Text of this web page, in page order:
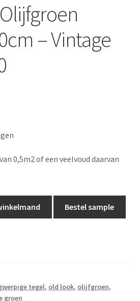
– Vintage
0,5m2 of een veelvoud daarvan
Bestel sample
tegel, old look, olijfgroen,
groen